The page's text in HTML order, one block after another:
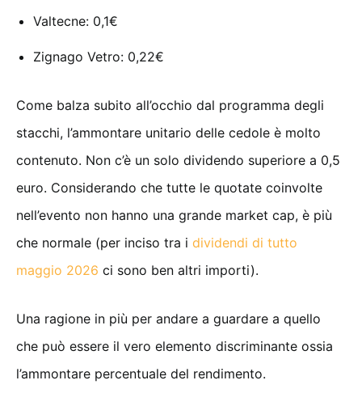
Valtecne: 0,1€
Zignago Vetro: 0,22€
Come balza subito all’occhio dal programma degli
stacchi, l’ammontare unitario delle cedole è molto
contenuto. Non c’è un solo dividendo superiore a 0,5
euro. Considerando che tutte le quotate coinvolte
nell’evento non hanno una grande market cap, è più
che normale (per inciso tra i dividendi di tutto
maggio 2026 ci sono ben altri importi).
Una ragione in più per andare a guardare a quello
che può essere il vero elemento discriminante ossia
l’ammontare percentuale del rendimento.